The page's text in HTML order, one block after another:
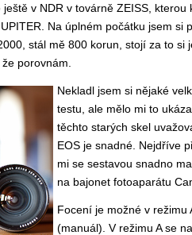
v NDR v továrně ZEISS, kterou
Na úplném počátku jsem si
stál mě 800 korun, stojí za to si
porovnám.
Nekladl jsem si nějaké
testu, ale mělo mi to
těchto starých skel
EOS je snadné. Nejdříve
mi se sestavou snadno
na bajonet fotoaparátu
Focení je možné v režimu
(manuál). V režimu A se